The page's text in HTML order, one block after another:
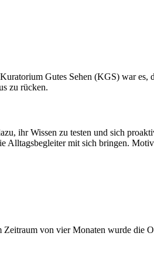
Gutes Sehen (KGS) war es,
zu rücken.
ihr Wissen zu testen und sich
Alltagsbegleiter mit sich bringen.
von vier Monaten wurde die